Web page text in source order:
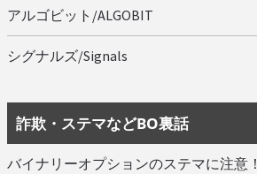
アルゴビット/ALGOBIT
シグナルズ/Signals
詐欺・ステマなどBO裏話
バイナリーオプションのステマに注意！